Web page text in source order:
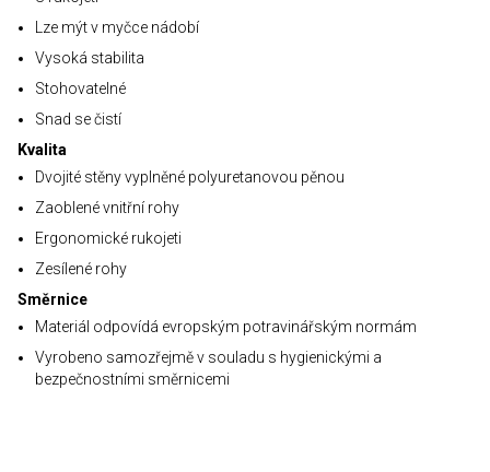
Lze mýt v myčce nádobí
Vysoká stabilita
Stohovatelné
Snad se čistí
Kvalita
Dvojité stěny vyplněné polyuretanovou pěnou
Zaoblené vnitřní rohy
Ergonomické rukojeti
Zesílené rohy
Směrnice
Materiál odpovídá evropským potravinářským normám
Vyrobeno samozřejmě v souladu s hygienickými a
bezpečnostními směrnicemi